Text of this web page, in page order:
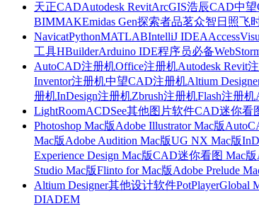
天正CADAutodesk RevitArcGIS浩辰CAD中
BIMMAKEmidas Gen探索者品茗众智日照飞
NavicatPythonMATLABIntelliJ IDEAAccess
工具HBuilderArduino IDE程序员必备
AutoCAD注册机Office注册机Autodesk Revit
Inventor注册机中望CAD注册机Altium
册机InDesign注册机Zbrush注册机Flash注册机
LightRoomACDSee其他图片软件CAD迷你看
Photoshop Mac版Adobe Illustrator Mac版
Mac版Adobe Audition Mac版UG NX Mac版
Experience Design Mac版CAD迷你看图 Mac版
Studio Mac版Flinto for Mac版Adobe Prelude
Altium Designer其他设计软件PotPlayerGlobal
DIADEM